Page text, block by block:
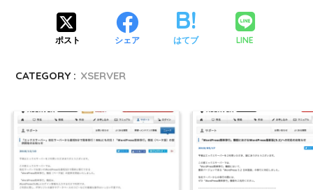
ポスト シェア はてブ LINE
CATEGORY : XSERVER